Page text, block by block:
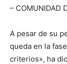
– COMUNIDAD
A pesar de su
queda en la
criterios», ha